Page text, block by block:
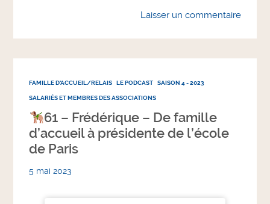
Laisser un commentaire
FAMILLE D'ACCUEIL/RELAIS LE PODCAST SAISON 4 - 2023
SALARIÉS ET MEMBRES DES ASSOCIATIONS
61 – Frédérique – De famille
d’accueil à présidente de l’école
de Paris
5 mai 2023